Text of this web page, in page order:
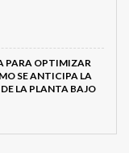
PARA OPTIMIZAR
SE ANTICIPA LA
LA PLANTA BAJO